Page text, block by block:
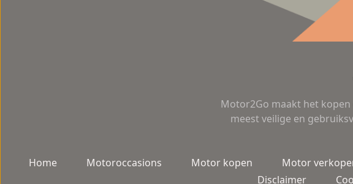
Motor2Go maakt het
meest veilige en
Home Motoroccasions Motor kopen Motor
Disclaimer